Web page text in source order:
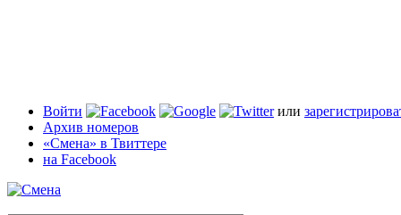
Войти или
Архив номеров
«Смена» в Твиттере
на Facebook